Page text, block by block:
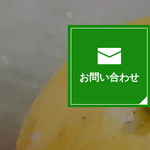
お問い合わせ